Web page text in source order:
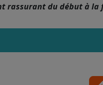
rassurant du début à